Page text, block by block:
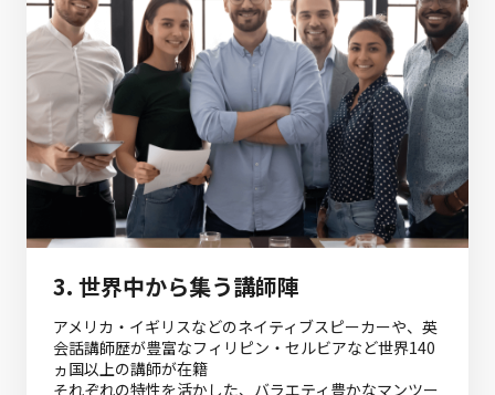
3. 世界中から集う講師陣
アメリカ・イギリスなどのネイティブスピーカーや、英
会話講師歴が豊富なフィリピン・セルビアなど世界140
ヵ国以上の講師が在籍
それぞれの特性を活かした、バラエティ豊かなマンツー